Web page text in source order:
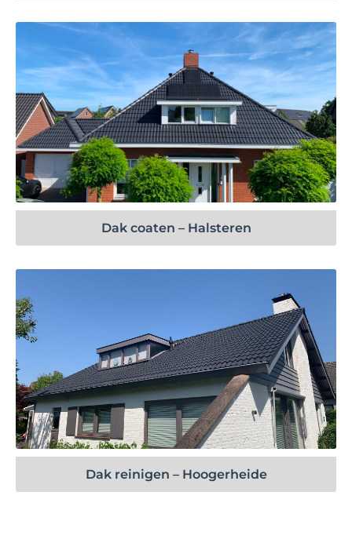
Bekijk project
Dak coaten – Halsteren
Bekijk project
Dak reinigen – Hoogerheide